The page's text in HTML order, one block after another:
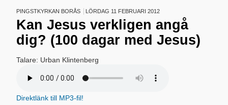
PINGSTKYRKAN BORÅS LÖRDAG 11 FEBRUARI 2012
Kan Jesus verkligen angå
dig? (100 dagar med Jesus)
Talare: Urban Klintenberg
Direktlänk till MP3-fil!